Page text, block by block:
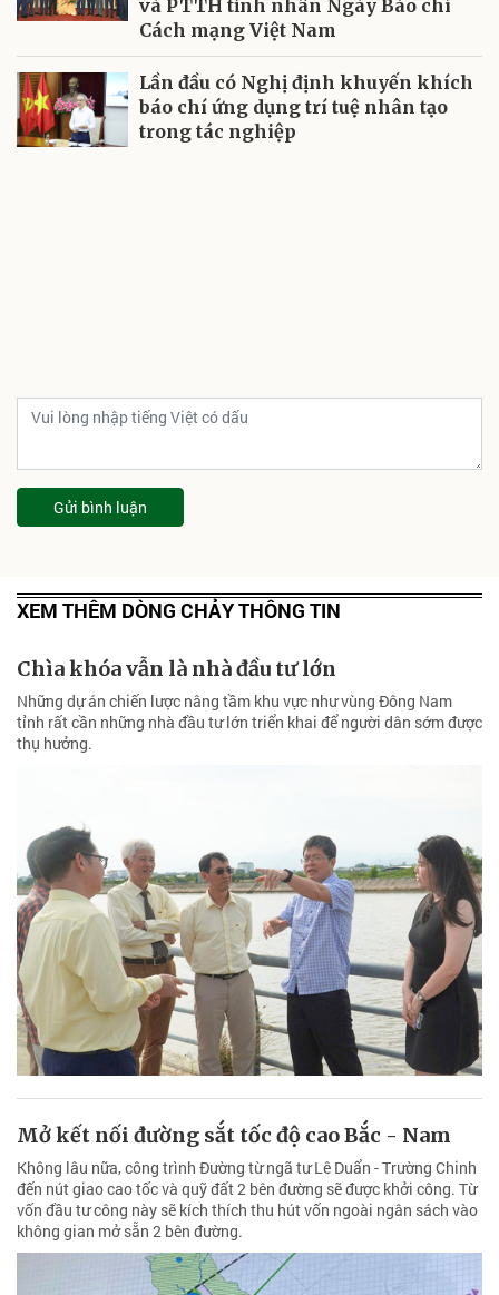
và PTTH tỉnh nhân Ngày Báo chí
Cách mạng Việt Nam
Lần đầu có Nghị định khuyến khích
báo chí ứng dụng trí tuệ nhân tạo
trong tác nghiệp
Gửi bình luận
XEM THÊM DÒNG CHẢY THÔNG TIN
Chìa khóa vẫn là nhà đầu tư lớn
Những dự án chiến lược nâng tầm khu vực như vùng Đông Nam
tỉnh rất cần những nhà đầu tư lớn triển khai để người dân sớm được
thụ hưởng.
Mở kết nối đường sắt tốc độ cao Bắc - Nam
Không lâu nữa, công trình Đường từ ngã tư Lê Duẩn - Trường Chinh
đến nút giao cao tốc và quỹ đất 2 bên đường sẽ được khởi công. Từ
vốn đầu tư công này sẽ kích thích thu hút vốn ngoài ngân sách vào
không gian mở sẵn 2 bên đường.